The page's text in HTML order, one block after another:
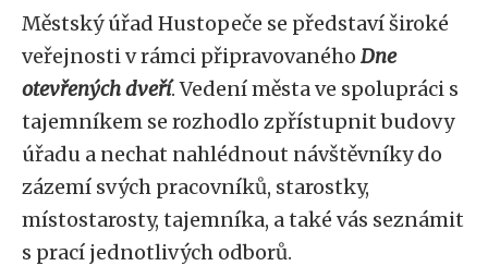
Městský úřad Hustopeče se představí široké
veřejnosti v rámci připravovaného Dne
otevřených dveří. Vedení města ve spolupráci s
tajemníkem se rozhodlo zpřístupnit budovy
úřadu a nechat nahlédnout návštěvníky do
zázemí svých pracovníků, starostky,
místostarosty, tajemníka, a také vás seznámit
s prací jednotlivých odborů.